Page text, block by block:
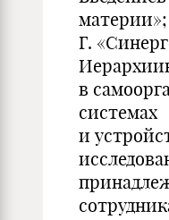
Г.
в
системах
и